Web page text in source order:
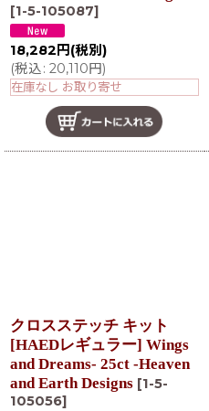
[1-5-105087]
18,282 円 (税別)
(税込: 20,110円)
在庫なし お取り寄せ
クロスステッチ キット
[HAEDレギュラー] Wings
and Dreams- 25ct -Heaven
and Earth Designs [1-5-
105056]